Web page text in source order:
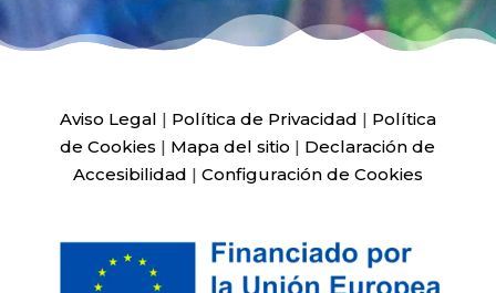
Aviso Legal | Política de Privacidad | Política
de Cookies | Mapa del sitio | Declaración de
Accesibilidad | Configuración de Cookies